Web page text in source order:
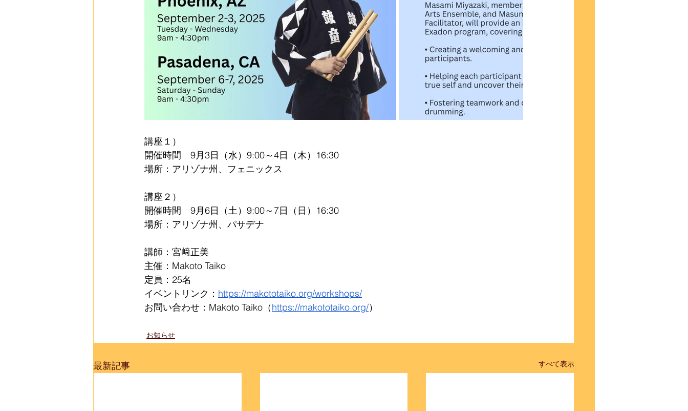
講座１）
開催時間　9月3日（水）9:00～4日（木）16:30
場所：アリゾナ州、フェニックス
講座２）
開催時間　9月6日（土）9:00～7日（日）16:30
場所：アリゾナ州、パサデナ
講師：宮﨑正美
主催：Makoto Taiko
定員：25名
イベントリンク： https://makototaiko.org/workshops/
お問い合わせ：Makoto Taiko（https://makototaiko.org/）
お知らせ
最新記事 すべて表示